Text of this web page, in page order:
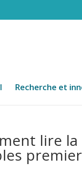
Recherche et
lire